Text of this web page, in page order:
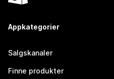
Appkategorier
Salgskanaler
Finne produkter